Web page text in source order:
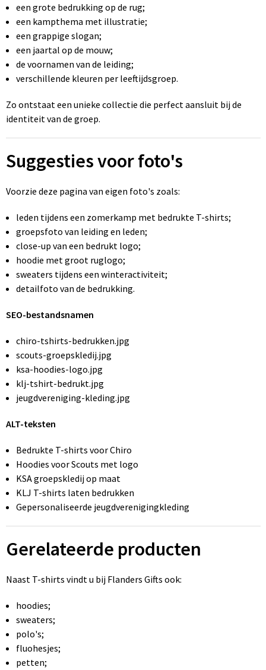
een grote bedrukking op de rug;
een kampthema met illustratie;
een grappige slogan;
een jaartal op de mouw;
de voornamen van de leiding;
verschillende kleuren per leeftijdsgroep.
Zo ontstaat een unieke collectie die perfect aansluit bij de
identiteit van de groep.
Suggesties voor foto's
Voorzie deze pagina van eigen foto's zoals:
leden tijdens een zomerkamp met bedrukte T-shirts;
groepsfoto van leiding en leden;
close-up van een bedrukt logo;
hoodie met groot ruglogo;
sweaters tijdens een winteractiviteit;
detailfoto van de bedrukking.
SEO-bestandsnamen
chiro-tshirts-bedrukken.jpg
scouts-groepskledij.jpg
ksa-hoodies-logo.jpg
klj-tshirt-bedrukt.jpg
jeugdvereniging-kleding.jpg
ALT-teksten
Bedrukte T-shirts voor Chiro
Hoodies voor Scouts met logo
KSA groepskledij op maat
KLJ T-shirts laten bedrukken
Gepersonaliseerde jeugdverenigingkleding
Gerelateerde producten
Naast T-shirts vindt u bij Flanders Gifts ook:
hoodies;
sweaters;
polo's;
fluohesjes;
petten;